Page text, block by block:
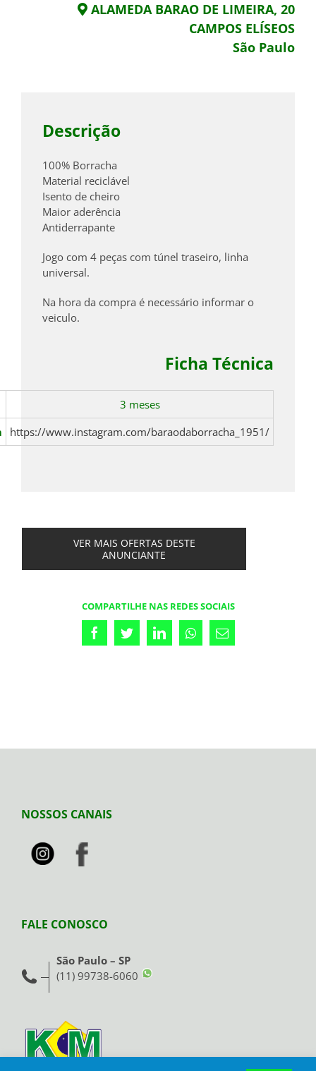
ALAMEDA BARAO DE LIMEIRA, 20
CAMPOS ELÍSEOS
São Paulo
Descrição
100% Borracha
Material reciclável
Isento de cheiro
Maior aderência
Antiderrapante
Jogo com 4 peças com túnel traseiro, linha
universal.
Na hora da compra é necessário informar o
veiculo.
Ficha Técnica
3 meses
https://www.instagram.com/baraodaborracha_1951/
VER MAIS OFERTAS DESTE
ANUNCIANTE
COMPARTILHE NAS REDES SOCIAIS
FacebookTwitterLinkedInWhatsappEmail
NOSSOS CANAIS
FALE CONOSCO
São Paulo – SP
(11) 99738-6060